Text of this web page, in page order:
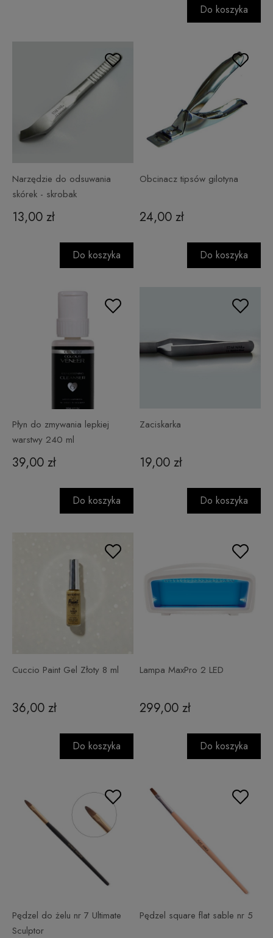
Do koszyka
Narzędzie do odsuwania
skórek - skrobak
13,00 zł
Do koszyka
Obcinacz tipsów gilotyna
24,00 zł
Do koszyka
Płyn do zmywania lepkiej
warstwy 240 ml
39,00 zł
Do koszyka
Zaciskarka
19,00 zł
Do koszyka
Cuccio Paint Gel Złoty 8 ml
36,00 zł
Do koszyka
Lampa MaxPro 2 LED
299,00 zł
Do koszyka
Pędzel do żelu nr 7 Ultimate
Sculptor
Pędzel square flat sable nr 5